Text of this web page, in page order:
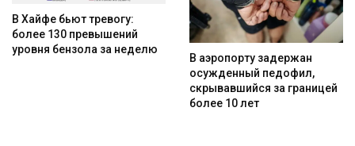
В Хайфе бьют тревогу:
более 130 превышений
уровня бензола за неделю
В аэропорту задержан
осужденный педофил,
скрывавшийся за границей
более 10 лет